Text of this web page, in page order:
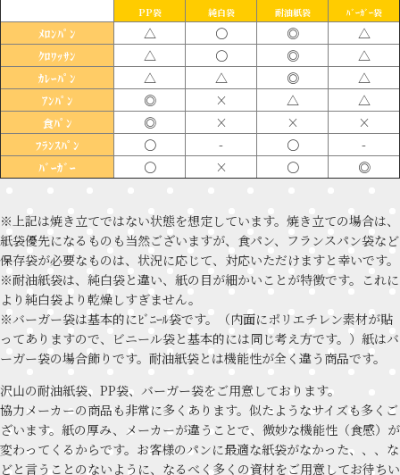
PP袋 純白袋 耐油紙袋 ﾊﾞｰｶﾞｰ袋
ﾒﾛﾝﾊﾟﾝ △ 〇 ◎ △
ｸﾛﾜｯｻﾝ △ 〇 ◎ △
ｶﾚｰﾊﾟﾝ △ △ ◎ △
ｱﾝﾊﾟﾝ ◎ × △ △
食ﾊﾟﾝ ◎ × × ×
ﾌﾗﾝｽﾊﾟﾝ 〇 - 〇 -
ﾊﾞｰｶﾞｰ 〇 × 〇 ◎
※上記は焼き立てではない状態を想定しています。焼き立ての場合は、
紙袋優先になるものも当然ございますが、食パン、フランスパン袋など
保存袋が必要なものは、状況に応じて、対応いただけますと幸いです。
※耐油紙袋は、純白袋と違い、紙の目が細かいことが特徴です。これに
より純白袋より乾燥しすぎません。
※バーガー袋は基本的にﾋﾞﾆｰﾙ袋です。（内面にポリエチレン素材が貼
ってありますので、ビニール袋と基本的には同じ考え方です。）紙はバ
ーガー袋の場合飾りです。耐油紙袋とは機能性が全く違う商品です。
沢山の耐油紙袋、PP袋、バーガー袋をご用意しております。
協力メーカーの商品も非常に多くあります。似たようなサイズも多くご
ざいます。紙の厚み、メーカーが違うことで、微妙な機能性（食感）が
変わってくるからです。お客様のパンに最適な紙袋がなかった、、、な
どと言うことのないように、なるべく多くの資材をご用意してお待ちい